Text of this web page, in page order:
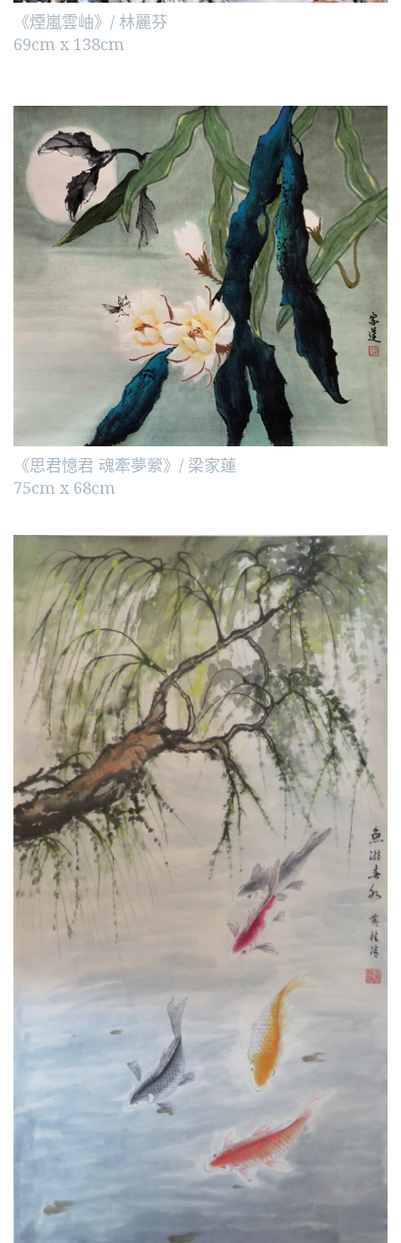
《煙嵐雲岫》/ 林麗芬
69cm x 138cm
《思君憶君 魂牽夢縈》/ 梁家蓮
75cm x 68cm